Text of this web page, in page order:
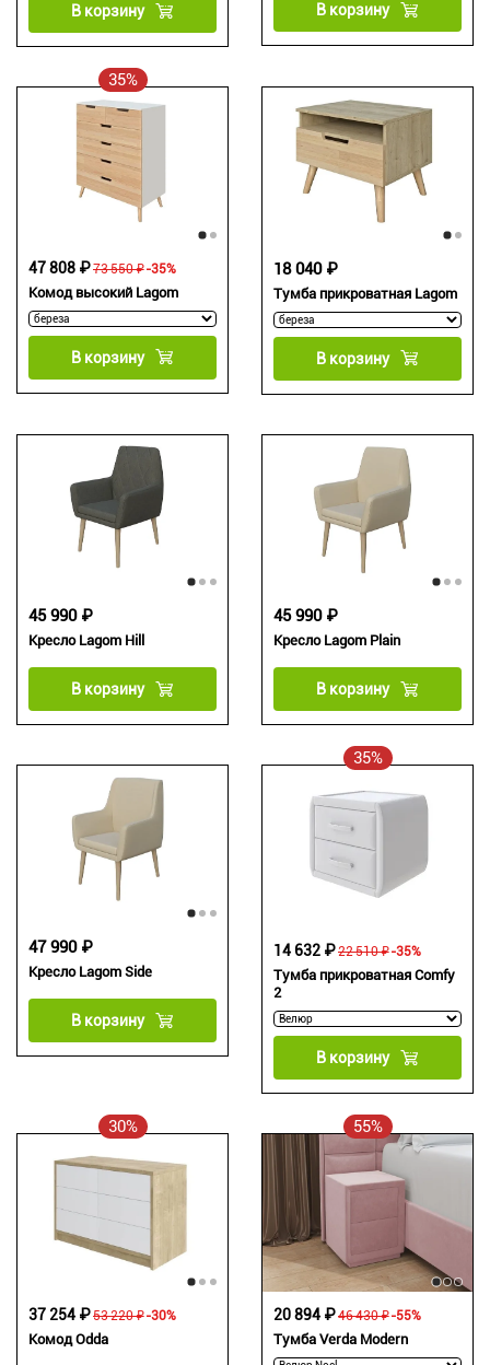
В корзину В корзину
35%
Комод высокий Lagom
73 550 ₽
47 808 ₽ -35%
В корзину
Тумба прикроватная Lagom
18 040 ₽
В корзину
Кресло Lagom Hill
45 990 ₽
В корзину
Кресло Lagom Plain
45 990 ₽
В корзину
Кресло Lagom Side
47 990 ₽
В корзину
35%
Тумба прикроватная Comfy
2
22 510 ₽
14 632 ₽ -35%
В корзину
30%
Комод Odda
53 220 ₽
37 254 ₽ -30%
55%
Тумба Verda Modern
46 430 ₽
20 894 ₽ -55%